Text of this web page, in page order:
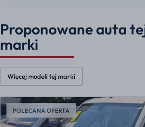
Proponowane auta
marki
Więcej modeli tej marki
POLECANA OFERTA